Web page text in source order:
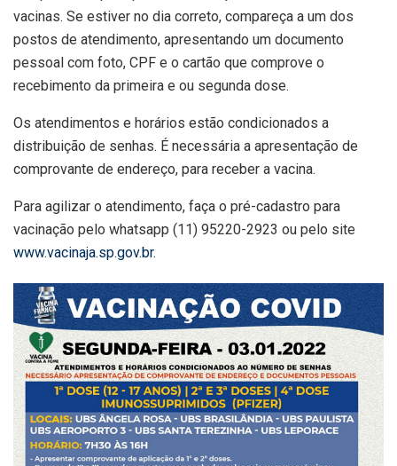
vacinas. Se estiver no dia correto, compareça a um dos
postos de atendimento, apresentando um documento
pessoal com foto, CPF e o cartão que comprove o
recebimento da primeira e ou segunda dose.
Os atendimentos e horários estão condicionados a
distribuição de senhas. É necessária a apresentação de
comprovante de endereço, para receber a vacina.
Para agilizar o atendimento, faça o pré-cadastro para
vacinação pelo whatsapp (11) 95220-2923 ou pelo site
www.vacinaja.sp.gov.br.